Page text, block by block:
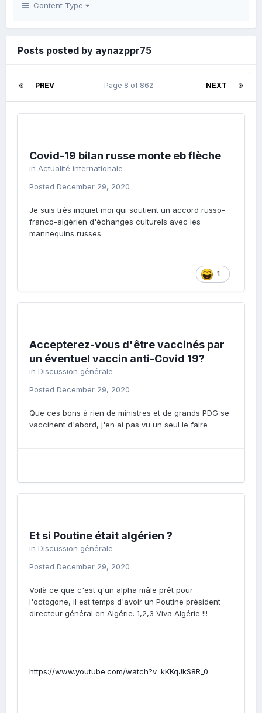
Content Type
Posts posted by aynazppr75
PREV NEXT
Page 8 of 862
Covid-19 bilan russe monte eb flèche
in Actualité internationale
Posted December 29, 2020
Je suis très inquiet moi qui soutient un accord russo-
franco-algérien d'échanges culturels avec les
mannequins russes
1
Accepterez-vous d'être vaccinés par
un éventuel vaccin anti-Covid 19?
in Discussion générale
Posted December 29, 2020
Que ces bons à rien de ministres et de grands PDG se
vaccinent d'abord, j'en ai pas vu un seul le faire
Et si Poutine était algérien ?
in Discussion générale
Posted December 29, 2020
Voilà ce que c'est q'un alpha mâle prêt pour
l'octogone, il est temps d'avoir un Poutine président
directeur général en Algérie. 1,2,3 Viva Algérie !!!
https://www.youtube.com/watch?v=kKKqJkS8R_0